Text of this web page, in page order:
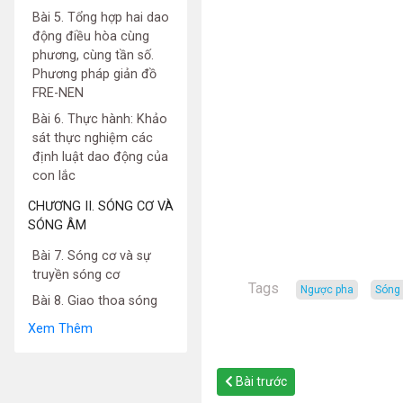
Bài 5. Tổng hợp hai dao
động điều hòa cùng
phương, cùng tần số.
Phương pháp giản đồ
FRE-NEN
Bài 6. Thực hành: Khảo
sát thực nghiệm các
định luật dao động của
con lắc
CHƯƠNG II. SÓNG CƠ VÀ
SÓNG ÂM
Bài 7. Sóng cơ và sự
truyền sóng cơ
Bài 8. Giao thoa sóng
Xem Thêm
Tags ngược pha
Bài trước